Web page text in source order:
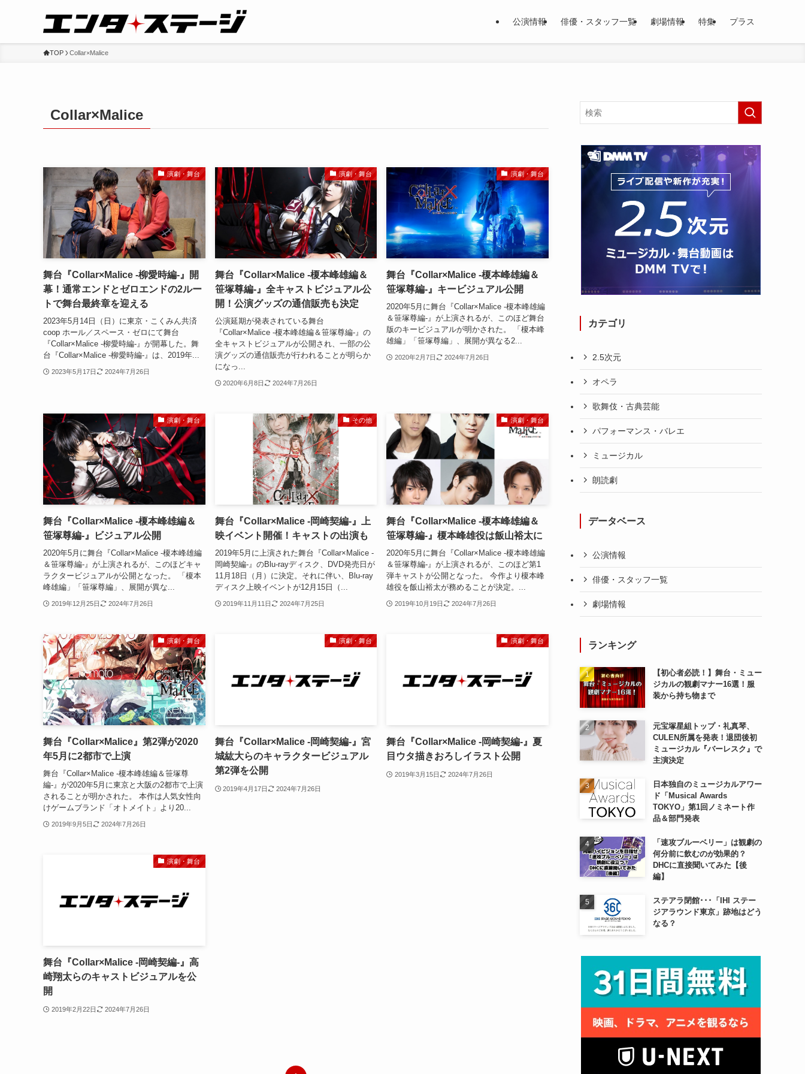
公演情報 俳優・スタッフ一覧 劇場情報 特集 プラス
TOP Collar×Malice
Collar×Malice
演劇・舞台
舞台『Collar×Malice -柳愛時編-』開
幕！通常エンドとゼロエンドの2ルー
トで舞台最終章を迎える
2023年5月14日（日）に東京・こくみん共済
coop ホール／スペース・ゼロにて舞台
『Collar×Malice -柳愛時編-』が開幕した。舞
台『Collar×Malice -柳愛時編-』は、2019年...
2023年5月17日 2024年7月26日
演劇・舞台
舞台『Collar×Malice -榎本峰雄編＆
笹塚尊編-』全キャストビジュアル公
開！公演グッズの通信販売も決定
公演延期が発表されている舞台
『Collar×Malice -榎本峰雄編＆笹塚尊編-』の
全キャストビジュアルが公開され、一部の公
演グッズの通信販売が行われることが明らか
になっ...
2020年6月8日 2024年7月26日
演劇・舞台
舞台『Collar×Malice -榎本峰雄編＆
笹塚尊編-』キービジュアル公開
2020年5月に舞台『Collar×Malice -榎本峰雄編
＆笹塚尊編-』が上演されるが、このほど舞台
版のキービジュアルが明かされた。 「榎本峰
雄編」「笹塚尊編」、展開が異なる2...
2020年2月7日 2024年7月26日
演劇・舞台
舞台『Collar×Malice -榎本峰雄編＆
笹塚尊編-』ビジュアル公開
2020年5月に舞台『Collar×Malice -榎本峰雄編
＆笹塚尊編-』が上演されるが、このほどキャ
ラクタービジュアルが公開となった。 「榎本
峰雄編」「笹塚尊編」、展開が異な...
2019年12月25日 2024年7月26日
その他
舞台『Collar×Malice -岡崎契編-』上
映イベント開催！キャストの出演も
2019年5月に上演された舞台『Collar×Malice -
岡崎契編-』のBlu-rayディスク、DVD発売日が
11月18日（月）に決定。それに伴い、Blu-ray
ディスク上映イベントが12月15日（...
2019年11月11日 2024年7月25日
演劇・舞台
舞台『Collar×Malice -榎本峰雄編＆
笹塚尊編-』榎本峰雄役は飯山裕太に
2020年5月に舞台『Collar×Malice -榎本峰雄編
＆笹塚尊編-』が上演されるが、このほど第1
弾キャストが公開となった。 今作より榎本峰
雄役を飯山裕太が務めることが決定。...
2019年10月19日 2024年7月26日
演劇・舞台
舞台『Collar×Malice』第2弾が2020
年5月に2都市で上演
舞台『Collar×Malice -榎本峰雄編＆笹塚尊
編-』が2020年5月に東京と大阪の2都市で上演
されることが明かされた。 本作は人気女性向
けゲームブランド「オトメイト」より20...
2019年9月5日 2024年7月26日
演劇・舞台
舞台『Collar×Malice -岡崎契編-』宮
城紘大らのキャラクタービジュアル
第2弾を公開
2019年4月17日 2024年7月26日
演劇・舞台
舞台『Collar×Malice -岡崎契編-』夏
目ウタ描きおろしイラスト公開
2019年3月15日 2024年7月26日
演劇・舞台
舞台『Collar×Malice -岡崎契編-』高
崎翔太らのキャストビジュアルを公
開
2019年2月22日 2024年7月26日
カテゴリ
2.5次元
オペラ
歌舞伎・古典芸能
パフォーマンス・バレエ
ミュージカル
朗読劇
データベース
公演情報
俳優・スタッフ一覧
劇場情報
ランキング
【初心者必読！】舞台・ミュー
ジカルの観劇マナー16選！服
装から持ち物まで
元宝塚星組トップ・礼真琴、
CULEN所属を発表！退団後初
ミュージカル『バーレスク』で
主演決定
日本独自のミュージカルアワー
ド「Musical Awards
TOKYO」第1回ノミネート作
品＆部門発表
「速攻ブルーベリー」は観劇の
何分前に飲むのが効果的？
DHCに直接聞いてみた【後
編】
ステアラ閉館･･･「IHI ステー
ジアラウンド東京」跡地はどう
なる？